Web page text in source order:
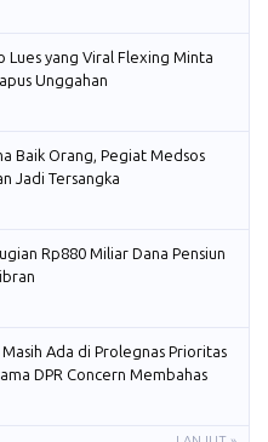
Lues yang Viral Flexing Minta
Unggahan
Baik Orang, Pegiat Medsos
Jadi Tersangka
Rp880 Miliar Dana Pensiun
Ada di Prolegnas Prioritas
DPR Concern Membahas